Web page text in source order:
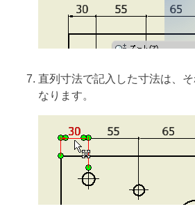
直列寸法で記入した寸法は、
なります。